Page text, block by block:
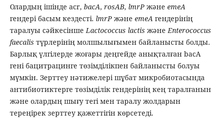
Олардың ішінде acr, bacA, rosAB, lmrPжәне emeA
гендері басым кездесті. lmrPжәне emeA гендерінің
таралуы сәйкесіншеLactococcus lactis жәнеEnterococcus
faecalis түрлерінің молшылығымен байланысты болды.
Барлық үлгілерде жоғары деңгейде анықталған bacA
гені бацитрацинге төзімділікпен байланысты болуы
мүмкін. Зерттеу нәтижелері шұбат микробиотасында
антибиотиктерге төзімділік гендерінің кең таралғанын
және олардың шығу тегі мен таралу жолдарын
тереңірек зерттеу қажеттігін көрсетеді.